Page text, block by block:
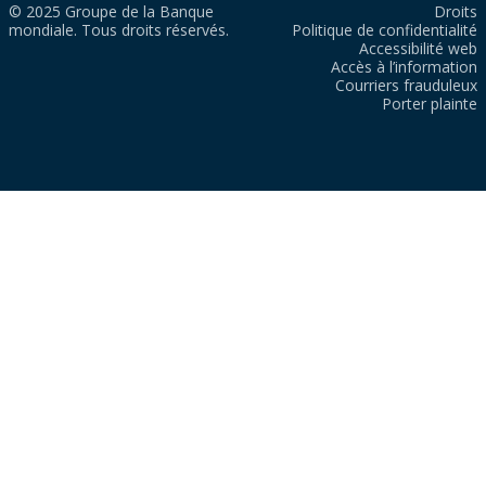
© 2025 Groupe de la Banque
mondiale. Tous droits réservés.
Droits
Politique de confidentialité
Accessibilité web
Accès à l’information
Courriers frauduleux
Porter plainte